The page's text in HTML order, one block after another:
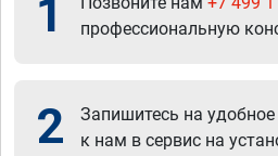
1
профессиональную
2
Запишитесь на
к нам в сервис на